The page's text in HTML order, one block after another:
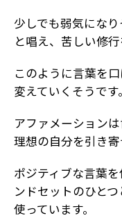
少しでも弱気にな
と唱え、苦しい修
このように言葉を
変えていくそうです。
アファメーション
理想の自分を引き寄
ポジティブな言葉
ンドセットのひと
使っています。